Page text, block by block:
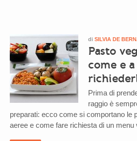
di SILVIA DE
Pasto
come e
Prima di
raggio è
preparati: ecco come si comportano le
aeree e come fare richiesta di un menu